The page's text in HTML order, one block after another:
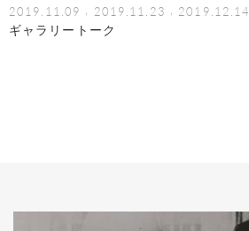
2019.11.09 , 2019.11.23 , 2019.12.14
ギャラリートーク